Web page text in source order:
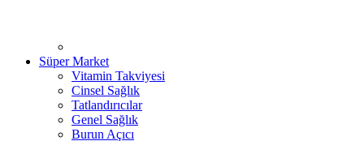
Süper Market
Vitamin Takviyesi
Cinsel Sağlık
Tatlandırıcılar
Genel Sağlık
Burun Açıcı